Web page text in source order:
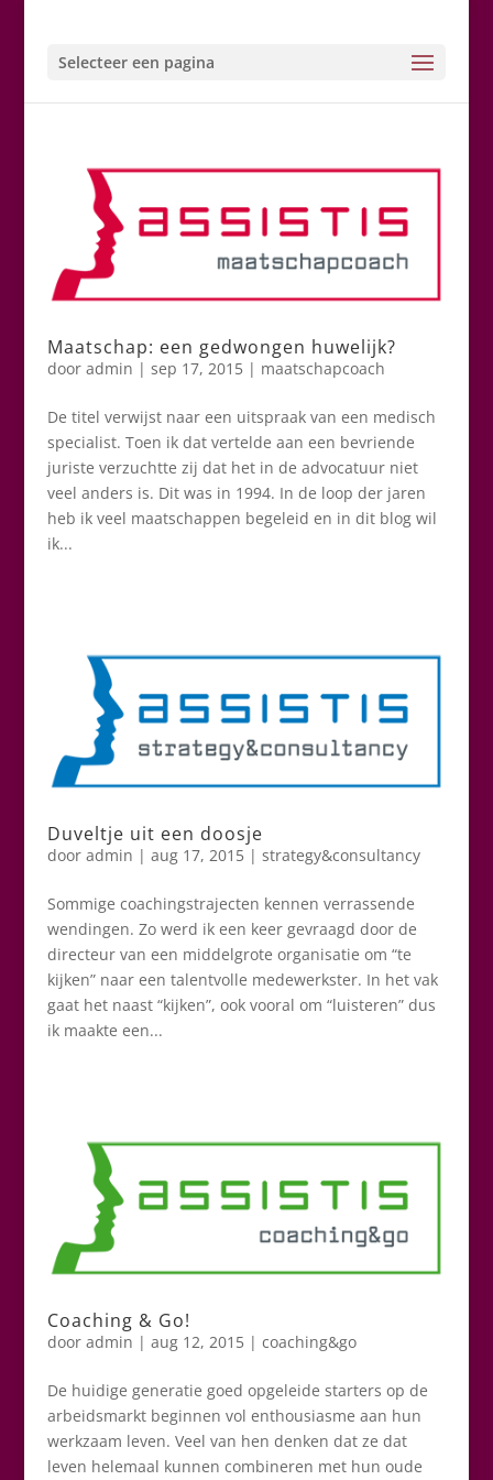
Selecteer een pagina
Maatschap: een gedwongen huwelijk?
door admin | sep 17, 2015| maatschapcoach
De titel verwijst naar een uitspraak van een medisch
specialist. Toen ik dat vertelde aan een bevriende
juriste verzuchtte zij dat het in de advocatuur niet
veel anders is. Dit was in 1994. In de loop der jaren
heb ik veel maatschappen begeleid en in dit blog wil
ik...
Duveltje uit een doosje
door admin | aug 17, 2015| strategy&consultancy
Sommige coachingstrajecten kennen verrassende
wendingen. Zo werd ik een keer gevraagd door de
directeur van een middelgrote organisatie om “te
kijken” naar een talentvolle medewerkster. In het vak
gaat het naast “kijken”, ook vooral om “luisteren” dus
ik maakte een...
Coaching & Go!
door admin | aug 12, 2015| coaching&go
De huidige generatie goed opgeleide starters op de
arbeidsmarkt beginnen vol enthousiasme aan hun
werkzaam leven. Veel van hen denken dat ze dat
leven helemaal kunnen combineren met hun oude